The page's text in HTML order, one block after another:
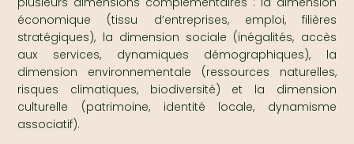
économique (tissu d’entreprises, emploi, filières
stratégiques), la dimension sociale (inégalités, accès
aux services, dynamiques démographiques), la
dimension environnementale (ressources naturelles,
risques climatiques, biodiversité) et la dimension
culturelle (patrimoine, identité locale, dynamisme
associatif).